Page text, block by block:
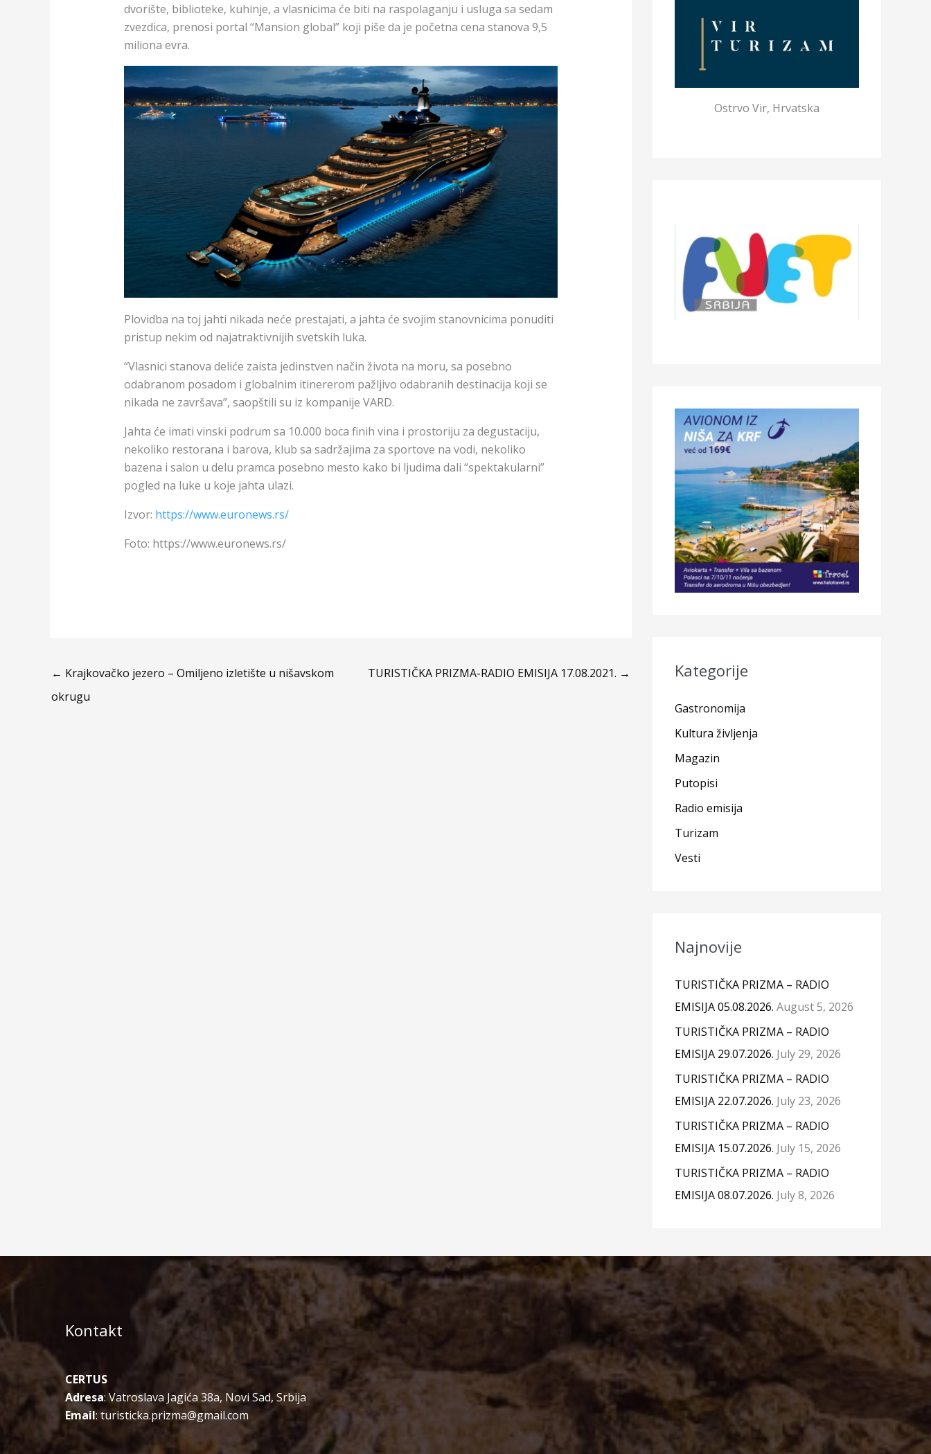
dvorište, biblioteke, kuhinje, a vlasnicima će biti na raspolaganju i usluga sa sedam
zvezdica, prenosi portal “Mansion global” koji piše da je početna cena stanova 9,5
miliona evra.
Plovidba na toj jahti nikada neće prestajati, a jahta će svojim stanovnicima ponuditi
pristup nekim od najatraktivnijih svetskih luka.
“Vlasnici stanova deliće zaista jedinstven način života na moru, sa posebno
odabranom posadom i globalnim itinererom pažljivo odabranih destinacija koji se
nikada ne završava”, saopštili su iz kompanije VARD.
Jahta će imati vinski podrum sa 10.000 boca finih vina i prostoriju za degustaciju,
nekoliko restorana i barova, klub sa sadržajima za sportove na vodi, nekoliko
bazena i salon u delu pramca posebno mesto kako bi ljudima dali “spektakularni”
pogled na luke u koje jahta ulazi.
Izvor: https://www.euronews.rs/
Foto: https://www.euronews.rs/
← Krajkovačko jezero – Omiljeno izletište u nišavskom
okrugu
TURISTIČKA PRIZMA-RADIO EMISIJA 17.08.2021. →
Ostrvo Vir, Hrvatska
Kategorije
Gastronomija
Kultura življenja
Magazin
Putopisi
Radio emisija
Turizam
Vesti
Najnovije
TURISTIČKA PRIZMA – RADIO
EMISIJA 05.08.2026. August 5, 2026
TURISTIČKA PRIZMA – RADIO
EMISIJA 29.07.2026. July 29, 2026
TURISTIČKA PRIZMA – RADIO
EMISIJA 22.07.2026. July 23, 2026
TURISTIČKA PRIZMA – RADIO
EMISIJA 15.07.2026. July 15, 2026
TURISTIČKA PRIZMA – RADIO
EMISIJA 08.07.2026. July 8, 2026
Kontakt
CERTUS
Adresa: Vatroslava Jagića 38a, Novi Sad, Srbija
Email: turisticka.prizma@gmail.com